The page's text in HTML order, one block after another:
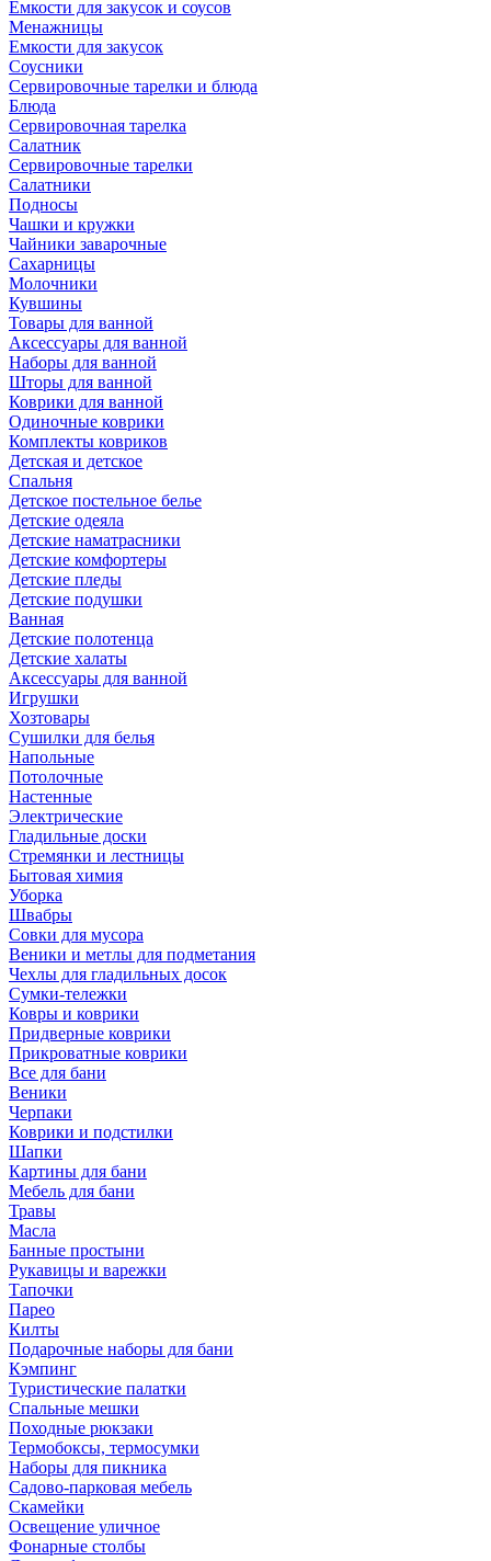
Емкости для закусок и соусов
Менажницы
Емкости для закусок
Соусники
Сервировочные тарелки и блюда
Блюда
Сервировочная тарелка
Салатник
Сервировочные тарелки
Салатники
Подносы
Чашки и кружки
Чайники заварочные
Сахарницы
Молочники
Кувшины
Товары для ванной
Аксессуары для ванной
Наборы для ванной
Шторы для ванной
Коврики для ванной
Одиночные коврики
Комплекты ковриков
Детская и детское
Спальня
Детское постельное белье
Детские одеяла
Детские наматрасники
Детские комфортеры
Детские пледы
Детские подушки
Ванная
Детские полотенца
Детские халаты
Аксессуары для ванной
Игрушки
Хозтовары
Сушилки для белья
Напольные
Потолочные
Настенные
Электрические
Гладильные доски
Стремянки и лестницы
Бытовая химия
Уборка
Швабры
Совки для мусора
Веники и метлы для подметания
Чехлы для гладильных досок
Сумки-тележки
Ковры и коврики
Придверные коврики
Прикроватные коврики
Все для бани
Веники
Черпаки
Коврики и подстилки
Шапки
Картины для бани
Мебель для бани
Травы
Масла
Банные простыни
Рукавицы и варежки
Тапочки
Парео
Килты
Подарочные наборы для бани
Кэмпинг
Туристические палатки
Спальные мешки
Походные рюкзаки
Термобоксы, термосумки
Наборы для пикника
Садово-парковая мебель
Скамейки
Освещение уличное
Фонарные столбы